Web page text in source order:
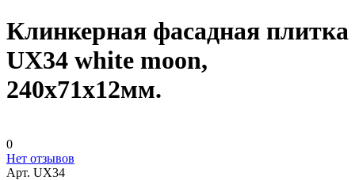
Клинкерная фасадная плитка
UX34 white moon,
240х71х12мм.
0
Нет отзывов
Арт. UX34